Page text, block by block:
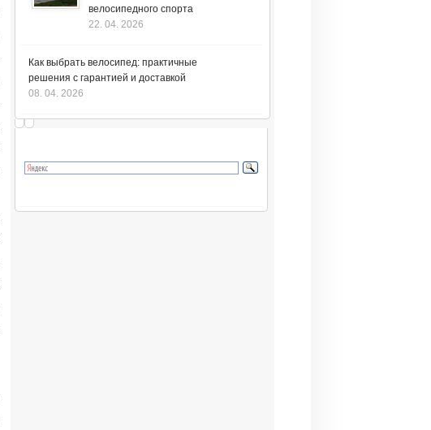
велосипедного спорта
22. 04. 2026
Как выбрать велосипед: практичные
решения с гарантией и доставкой
08. 04. 2026